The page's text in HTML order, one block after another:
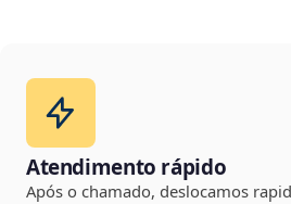
Atendimento rápido
Após o chamado, deslocamos